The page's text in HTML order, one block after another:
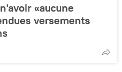
«aucune
versements